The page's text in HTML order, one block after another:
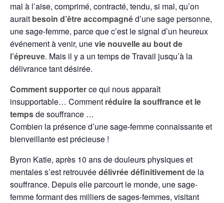
mal à l’aise, comprimé, contracté, tendu, si mal, qu’on
aurait besoin d’être accompagnéd’une sage personne,
une sage-femme, parce que c’est le signal d’un heureux
événement à venir, unevie nouvelle au bout de
l’épreuve. Mais il y a un temps de Travail jusqu’à la
délivrance tant désirée.
Comment supporterce qui nous apparaît
insupportable… Comment réduire la souffrance et le
tempsde souffrance …
Combien la présence d’une sage-femme connaissante et
bienveillante est précieuse !
Byron Katie, après 10 ans de douleurs physiques et
mentales s’est retrouvéedélivrée définitivementde la
souffrance. Depuis elle parcourt le monde, une sage-
femme formant des milliers de sages-femmes, visitant